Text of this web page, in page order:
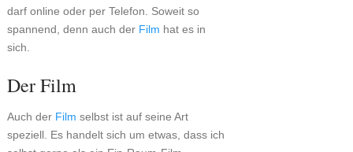
darf online oder per Telefon. Soweit so
spannend, denn auch der Film hat es in
sich.
Der Film
Auch der Film selbst ist auf seine Art
speziell. Es handelt sich um etwas, dass ich